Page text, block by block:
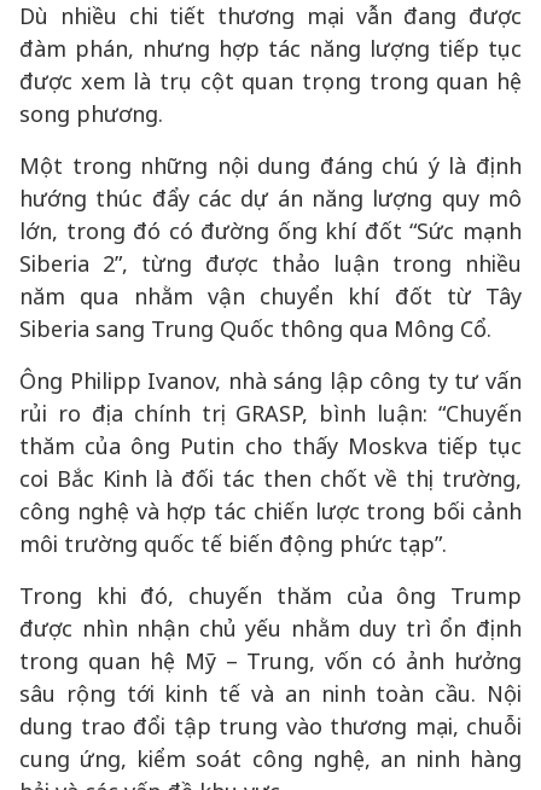
Dù nhiều chi tiết thương mại vẫn đang được
đàm phán, nhưng hợp tác năng lượng tiếp tục
được xem là trụ cột quan trọng trong quan hệ
song phương.
Một trong những nội dung đáng chú ý là định
hướng thúc đẩy các dự án năng lượng quy mô
lớn, trong đó có đường ống khí đốt “Sức mạnh
Siberia 2”, từng được thảo luận trong nhiều
năm qua nhằm vận chuyển khí đốt từ Tây
Siberia sang Trung Quốc thông qua Mông Cổ.
Ông Philipp Ivanov, nhà sáng lập công ty tư vấn
rủi ro địa chính trị GRASP, bình luận: “Chuyến
thăm của ông Putin cho thấy Moskva tiếp tục
coi Bắc Kinh là đối tác then chốt về thị trường,
công nghệ và hợp tác chiến lược trong bối cảnh
môi trường quốc tế biến động phức tạp”.
Trong khi đó, chuyến thăm của ông Trump
được nhìn nhận chủ yếu nhằm duy trì ổn định
trong quan hệ Mỹ – Trung, vốn có ảnh hưởng
sâu rộng tới kinh tế và an ninh toàn cầu. Nội
dung trao đổi tập trung vào thương mại, chuỗi
cung ứng, kiểm soát công nghệ, an ninh hàng